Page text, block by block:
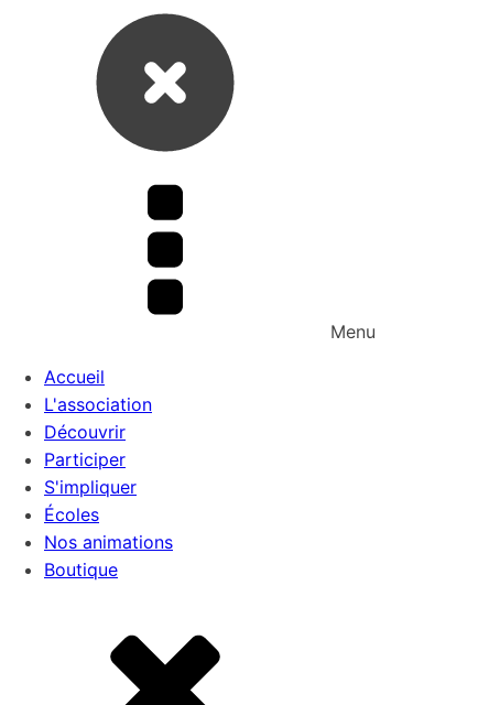
Menu
Accueil
L'association
Découvrir
Participer
S'impliquer
Écoles
Nos animations
Boutique